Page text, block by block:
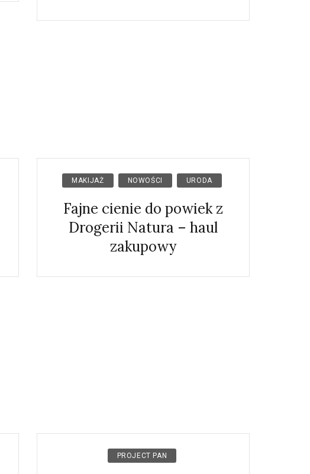
MAKIJAŻ NOWOŚCI URODA
Fajne cienie do powiek z
Drogerii Natura – haul
zakupowy
PROJECT PAN